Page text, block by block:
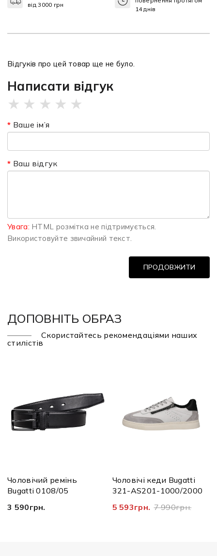
від 3000 грн
14 днів
Відгуків про цей товар ще не було.
Написати відгук
★ ★ ★ ★ ★
Ваше ім’я
Ваш відгук
Увага: HTML розмітка не підтримується.
Використовуйте звичайний текст.
ПРОДОВЖИТИ
ДОПОВНІТЬ ОБРАЗ
Скористайтесь рекомендаціями наших
стилістів
Чоловічий ремінь
Bugatti 0108/05
3 590грн.
Чоловічі кеди Bugatti
321-AS201-1000/2000
5 593грн. 7 990грн.